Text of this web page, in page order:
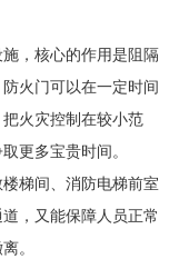
，核心的作用是阻隔
火门可以在一定时间
火灾控制在较小范
更多宝贵时间。
梯间、消防电梯前室
，又能保障人员正常
。